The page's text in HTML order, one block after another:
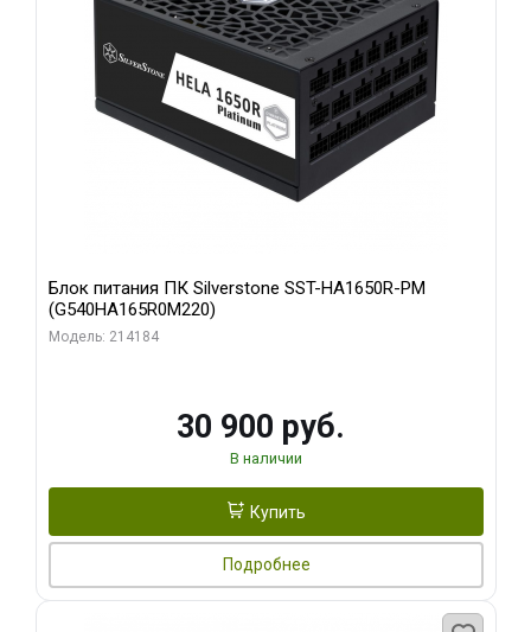
Блок питания ПК Silverstone SST-HA1650R-PM
(G540HA165R0M220)
Модель: 214184
30 900 руб.
В наличии
Купить
Подробнее